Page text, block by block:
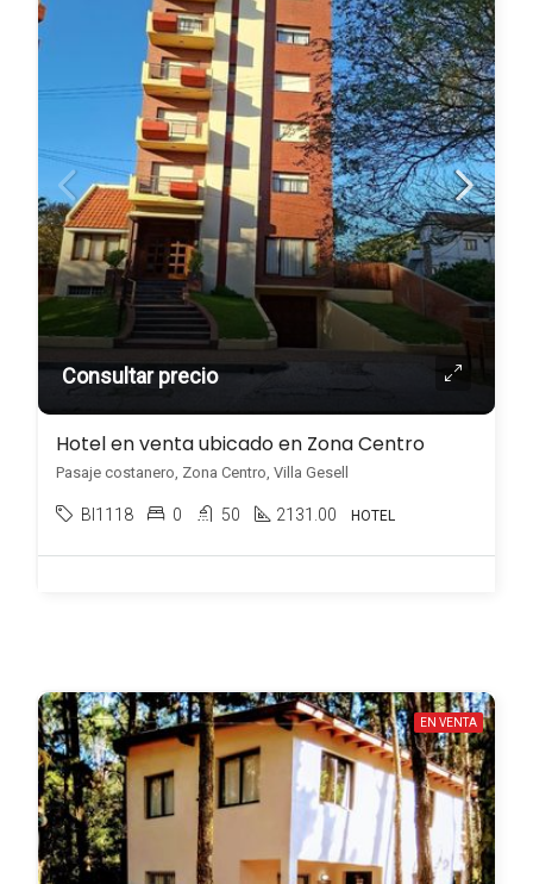
Consultar precio
Hotel en venta ubicado en Zona Centro
Pasaje costanero, Zona Centro, Villa Gesell
BI1118 0 50 2131.00 HOTEL
EN VENTA